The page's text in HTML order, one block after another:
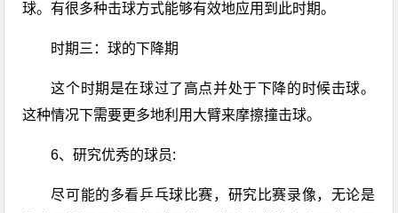
球。有很多种击球方式能够有效地应用到此时期。
时期三：球的下降期
这个时期是在球过了高点并处于下降的时候击球。
这种情况下需要更多地利用大臂来摩擦撞击球。
6、研究优秀的球员:
尽可能的多看乒乓球 比赛，研究比赛录像，无论是